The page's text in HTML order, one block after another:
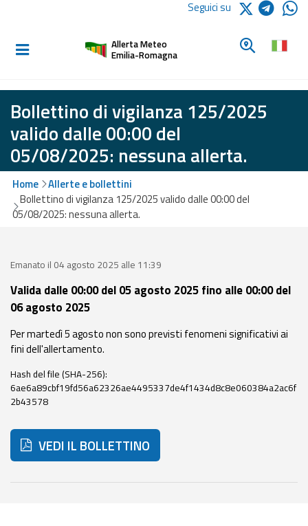
Informati e
Allerte E
Bollettini
Allerte e
Bollettini
Meteo
Valanghe
Monitoraggio
eventi
Previsioni e dati
Previsioni meteo e
marine
Dati osservati
Seguici su
Allerta Meteo
Emilia-Romagna
Cerca un
Bollettino di vigilanza 125/2025
valido dalle 00:00 del
05/08/2025: nessuna allerta.
Home
Allerte e bollettini
Bollettino di vigilanza 125/2025 valido dalle 00:00 del
05/08/2025: nessuna allerta.
Emanato il 04 agosto 2025 alle 11:39
Valida dalle 00:00 del 05 agosto 2025 fino alle 00:00 del
06 agosto 2025
Per martedì 5 agosto non sono previsti fenomeni significativi ai
fini dell'allertamento.
Hash del file (SHA-256):
6ae6a89cbf19fd56a62326ae4495337de4f1434d8c8e060384a2ac6f
2b43578
VEDI IL BOLLETTINO